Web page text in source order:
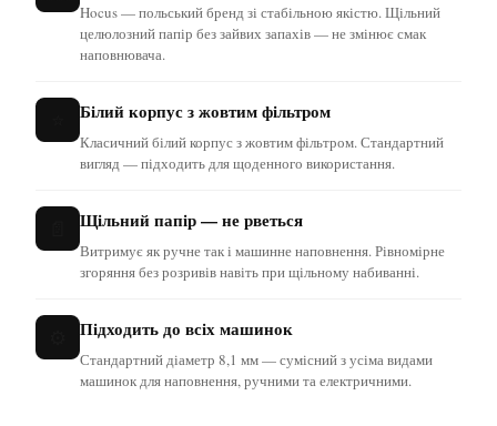
Hocus — польський бренд зі стабільною якістю. Щільний
целюлозний папір без зайвих запахів — не змінює смак
наповнювача.
Білий корпус з жовтим фільтром
Класичний білий корпус з жовтим фільтром. Стандартний
вигляд — підходить для щоденного використання.
Щільний папір — не рветься
Витримує як ручне так і машинне наповнення. Рівномірне
згоряння без розривів навіть при щільному набиванні.
Підходить до всіх машинок
Стандартний діаметр 8,1 мм — сумісний з усіма видами
машинок для наповнення, ручними та електричними.